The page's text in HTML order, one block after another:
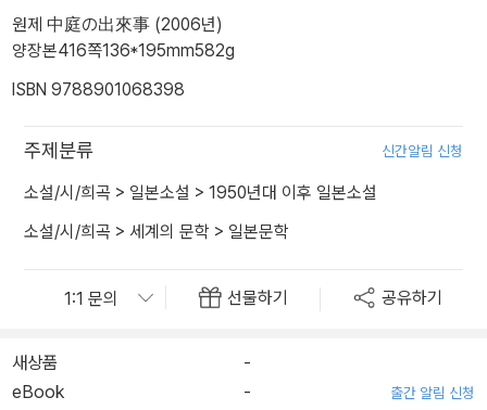
원제 中庭の出來事 (2006년)
양장본416쪽136*195mm582g
ISBN 9788901068398
주제분류 신간알림 신청
소설/시/희곡 > 일본소설 > 1950년대 이후 일본소설
소설/시/희곡 > 세계의 문학 > 일본문학
선물하기 공유하기
새상품
-
eBook
- 출간 알림 신청